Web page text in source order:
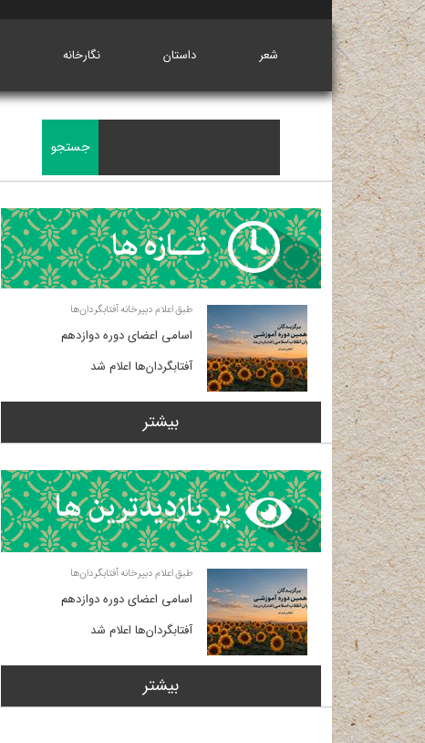
شعر داستان نگارخانه
طبق اعلام دبیرخانه آفتابگردان‌ها
اسامی اعضای دوره دوازدهم
آفتابگردان‌ها اعلام شد
بیشتر
طبق اعلام دبیرخانه آفتابگردان‌ها
اسامی اعضای دوره دوازدهم
آفتابگردان‌ها اعلام شد
بیشتر